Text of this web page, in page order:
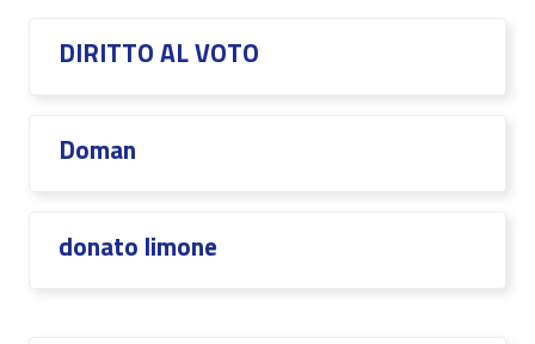
DIRITTO AL VOTO
Doman
donato limone